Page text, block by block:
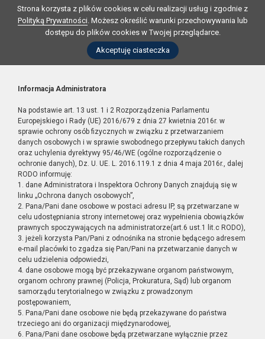
Strona korzysta z plików cookies w celu realizacji usług i zgodnie z
Polityką Prywatności. Możesz określić warunki przechowywania lub
dostępu do plików cookies w Twojej przeglądarce.
Akceptuję ciasteczka
Informacja Administratora
Na podstawie art. 13 ust. 1 i 2 Rozporządzenia Parlamentu
Europejskiego i Rady (UE) 2016/679 z dnia 27 kwietnia 2016r. w
sprawie ochrony osób fizycznych w związku z przetwarzaniem
danych osobowych i w sprawie swobodnego przepływu takich danych
oraz uchylenia dyrektywy 95/46/WE (ogólne rozporządzenie o
ochronie danych), Dz. U. UE. L. 2016.119.1 z dnia 4 maja 2016r., dalej
RODO informuję:
1. dane Administratora i Inspektora Ochrony Danych znajdują się w
linku „Ochrona danych osobowych”,
2. Pana/Pani dane osobowe w postaci adresu IP, są przetwarzane w
celu udostępniania strony internetowej oraz wypełnienia obowiązków
prawnych spoczywających na administratorze(art.6 ust.1 lit.c RODO),
3. jeżeli korzysta Pan/Pani z odnośnika na stronie będącego adresem
e-mail placówki to zgadza się Pan/Pani na przetwarzanie danych w
celu udzielenia odpowiedzi,
4. dane osobowe mogą być przekazywane organom państwowym,
organom ochrony prawnej (Policja, Prokuratura, Sąd) lub organom
samorządu terytorialnego w związku z prowadzonym
postępowaniem,
5. Pana/Pani dane osobowe nie będą przekazywane do państwa
trzeciego ani do organizacji międzynarodowej,
6. Pana/Pani dane osobowe będą przetwarzane wyłącznie przez